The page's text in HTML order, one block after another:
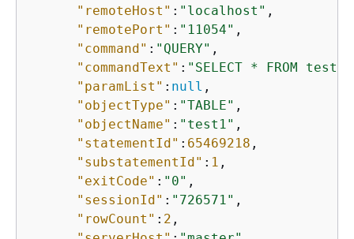
"remoteHost" : "localhost" ,
"remotePort" : "11054" ,
"command" : "QUERY" ,
"commandText" : "SELECT * FROM test1
"paramList" : null ,
"objectType" : "TABLE" ,
"objectName" : "test1" ,
"statementId" : 65469218 ,
"substatementId" : 1 ,
"exitCode" : "0" ,
"sessionId" : "726571" ,
"rowCount" : 2 ,